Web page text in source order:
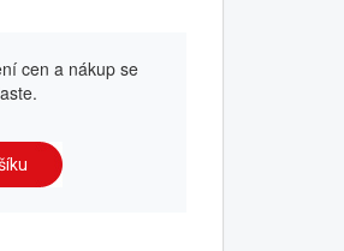
cen a nákup se